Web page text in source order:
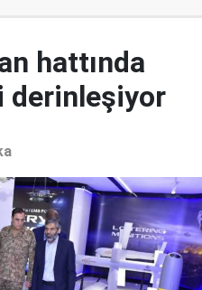
hattında
derinleşiyor